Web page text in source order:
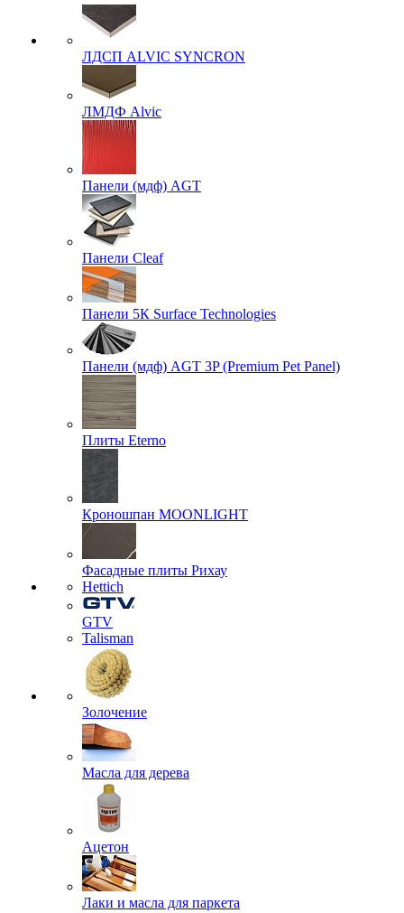
ЛДСП ALVIC SYNCRON
ЛМДФ Alvic
Панели (мдф) AGT
Панели Cleaf
Панели 5К Surface Technologies
Панели (мдф) AGT 3P (Premium Pet Panel)
Плиты Eterno
Кроношпан MOONLIGHT
Фасадные плиты Рихау
Hettich
GTV
Talisman
Золочение
Масла для дерева
Ацетон
Лаки и масла для паркета